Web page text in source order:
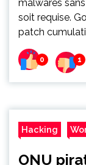
malwares sans
soit requise.
patch
0 1
Hacking
ONU